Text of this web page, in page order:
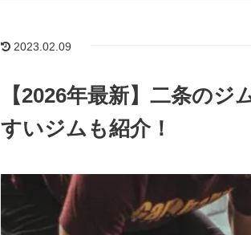
2023.02.09
【2026年最新】二条の
すいジムも紹介！